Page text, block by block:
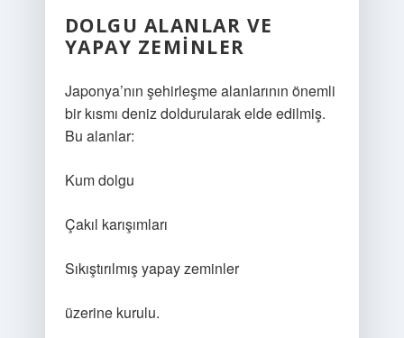
DOLGU ALANLAR VE
YAPAY ZEMINLER
Japonya’nın şehirleşme alanlarının önemli
bir kısmı deniz doldurularak elde edilmiş.
Bu alanlar:
Kum dolgu
Çakıl karışımları
Sıkıştırılmış yapay zeminler
üzerine kurulu.